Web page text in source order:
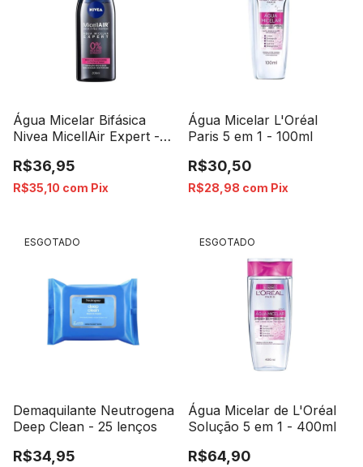
Água Micelar Bifásica
Nivea MicellAir Expert -
R$36,95
R$35,10 com Pix
Água Micelar L'Oréal
Paris 5 em 1 - 100ml
R$30,50
R$28,98 com Pix
ESGOTADO
Demaquilante Neutrogena
Deep Clean - 25 lenços
R$34,95
ESGOTADO
Água Micelar de L'Oréal
Solução 5 em 1 - 400ml
R$64,90